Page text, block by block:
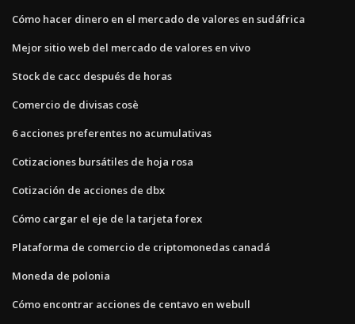
Cómo hacer dinero en el mercado de valores en sudáfrica
Mejor sitio web del mercado de valores en vivo
Stock de cacc después de horas
Comercio de divisas cosè
6 acciones preferentes no acumulativas
Cotizaciones bursátiles de hoja rosa
Cotización de acciones de dbx
Cómo cargar el eje de la tarjeta forex
Plataforma de comercio de criptomonedas canadá
Moneda de polonia
Cómo encontrar acciones de centavo en webull